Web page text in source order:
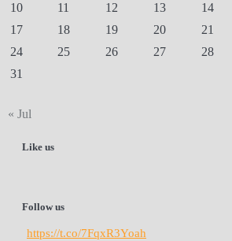
10
11 12 13 14
17
18 19 20 21
24
25 26 27 28
31
« Jul
Like us
Follow us
https://t.co/7FqxR3Yoah